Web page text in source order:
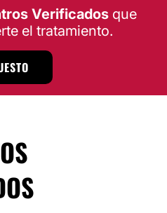
Verificados que
el tratamiento.